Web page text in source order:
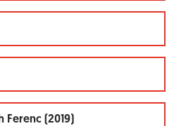
Ferenc (2019)